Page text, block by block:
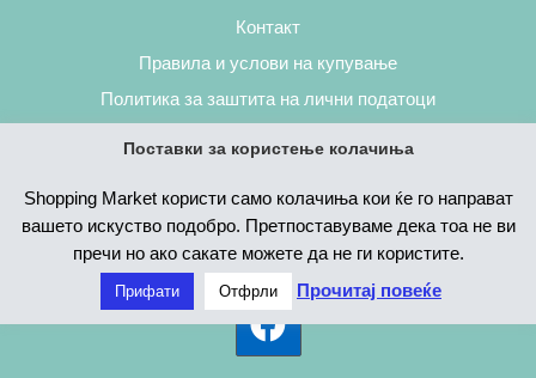
Контакт
Правила и услови на купување
Политика за заштита на лични податоци
Поставки за користење колачиња
Shopping Market користи само колачиња кои ќе го направат
вашето искуство подобро. Претпоставуваме дека тоа не ви
пречи но ако сакате можете да не ги користите.
Прифати Отфрли Прочитај повеќе